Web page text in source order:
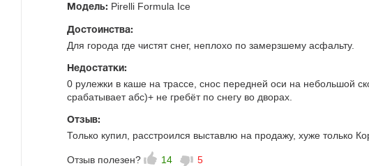
Модель: Pirelli Formula Ice
Достоинства:
Для города где чистят снег, неплохо по замерзшему асфальту.
Недостатки:
0 рулежки в каше на трассе, снос передней оси на небольшой
срабатывает абс)+ не гребёт по снегу во дворах.
Отзыв:
Только купил, расстроился выставлю на продажу, хуже только
Отзыв полезен? 14 5